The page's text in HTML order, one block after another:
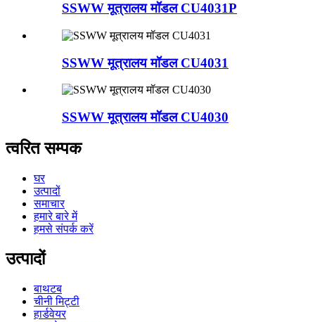
SSWW मूत्रालय मॉडल CU4031P
SSWW मूत्रालय मॉडल CU4031
SSWW मूत्रालय मॉडल CU4030
त्वरित सम्पक
घर
उत्पादों
समाचार
हमारे बारे में
हमसे संपर्क करें
उत्पादों
बाथटब
चीनी मिट्टी
हार्डवेयर